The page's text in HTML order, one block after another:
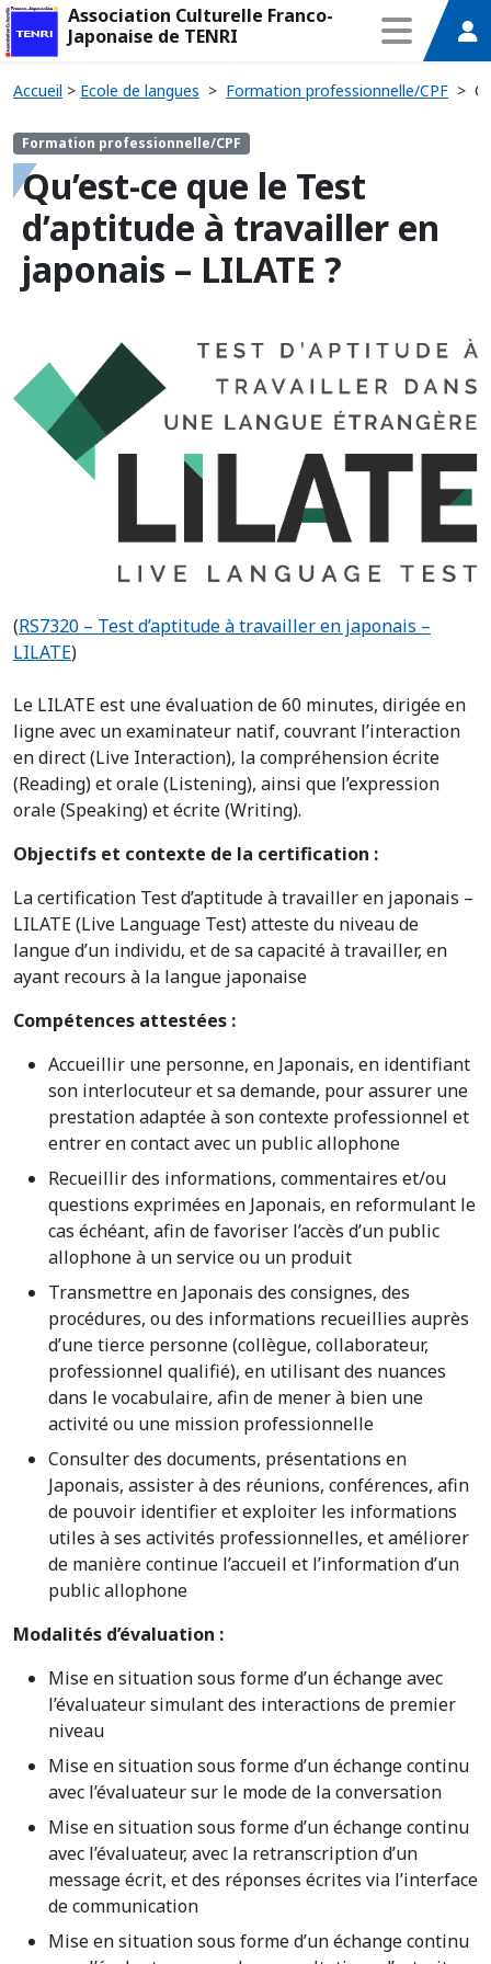
Association Culturelle Franco-
Japonaise de TENRI
Accueil > Ecole de langues > Formation professionnelle/CPF >
Formation professionnelle/CPF
Qu’est-ce que le Test
d’aptitude à travailler en
japonais – LILATE ?
(RS7320 – Test d’aptitude à travailler en japonais –
LILATE)
Le LILATE est une évaluation de 60 minutes, dirigée en
ligne avec un examinateur natif, couvrant l’interaction
en direct (Live Interaction), la compréhension écrite
(Reading) et orale (Listening), ainsi que l’expression
orale (Speaking) et écrite (Writing).
Objectifs et contexte de la certification :
La certification Test d’aptitude à travailler en japonais –
LILATE (Live Language Test) atteste du niveau de
langue d’un individu, et de sa capacité à travailler, en
ayant recours à la langue japonaise
Compétences attestées :
Accueillir une personne, en Japonais, en identifiant
son interlocuteur et sa demande, pour assurer une
prestation adaptée à son contexte professionnel et
entrer en contact avec un public allophone
Recueillir des informations, commentaires et/ou
questions exprimées en Japonais, en reformulant le
cas échéant, afin de favoriser l’accès d’un public
allophone à un service ou un produit
Transmettre en Japonais des consignes, des
procédures, ou des informations recueillies auprès
d’une tierce personne (collègue, collaborateur,
professionnel qualifié), en utilisant des nuances
dans le vocabulaire, afin de mener à bien une
activité ou une mission professionnelle
Consulter des documents, présentations en
Japonais, assister à des réunions, conférences, afin
de pouvoir identifier et exploiter les informations
utiles à ses activités professionnelles, et améliorer
de manière continue l’accueil et l’information d’un
public allophone
Modalités d’évaluation :
Mise en situation sous forme d’un échange avec
l’évaluateur simulant des interactions de premier
niveau
Mise en situation sous forme d’un échange continu
avec l’évaluateur sur le mode de la conversation
Mise en situation sous forme d’un échange continu
avec l’évaluateur, avec la retranscription d’un
message écrit, et des réponses écrites via l’interface
de communication
Mise en situation sous forme d’un échange continu